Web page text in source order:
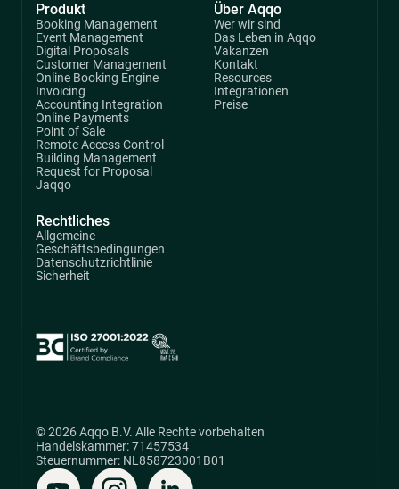
Produkt
Booking Management
Event Management
Digital Proposals
Customer Management
Online Booking Engine
Invoicing
Accounting Integration
Online Payments
Point of Sale
Remote Access Control
Building Management
Request for Proposal
Jaqqo
Über Aqqo
Wer wir sind
Das Leben in Aqqo
Vakanzen
Kontakt
Resources
Integrationen
Preise
Rechtliches
Allgemeine
Geschäftsbedingungen
Datenschutzrichtlinie
Sicherheit
© 2026 Aqqo B.V. Alle Rechte vorbehalten
Handelskammer: 71457534
Steuernummer: NL858723001B01